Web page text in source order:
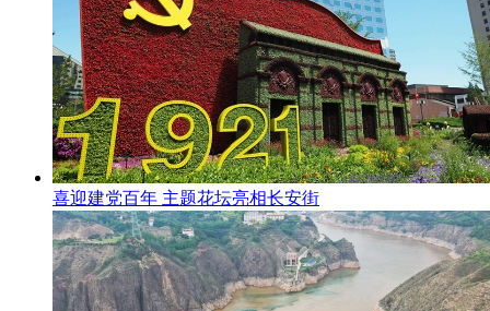
喜迎建党百年 主题花坛亮相长安街